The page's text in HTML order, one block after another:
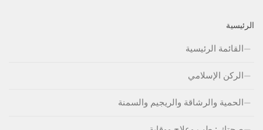
الرئيسية
القائمة الرئيسية
الركن الإسلامي
الحمية والرشاقة والريجيم والسمنة